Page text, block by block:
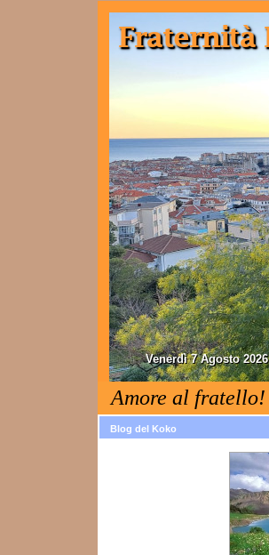
Venerdì 7 Agosto 2026
Amore al fratello!
Blog del Koko